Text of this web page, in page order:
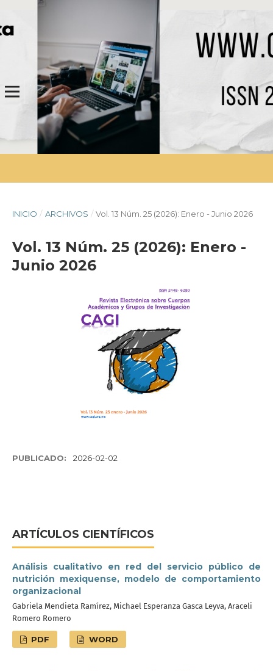
INICIO / ARCHIVOS / Vol. 13 Núm. 25 (2026): Enero - Junio 2026
Vol. 13 Núm. 25 (2026): Enero -
Junio 2026
PUBLICADO: 2026-02-02
ARTÍCULOS CIENTÍFICOS
Análisis cualitativo en red del servicio público de
nutrición mexiquense, modelo de comportamiento
organizacional
Gabriela Mendieta Ramírez, Michael Esperanza Gasca Leyva, Araceli
Romero Romero
PDF WORD